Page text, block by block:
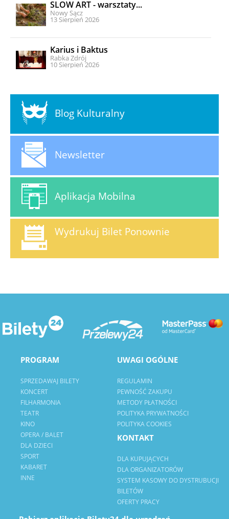
SLOW ART - warsztaty...
Nowy Sącz
13 Sierpień 2026
Karius i Baktus
Rabka Zdrój
10 Sierpień 2026
Blog Kulturalny
Newsletter
Aplikacja Mobilna
Wydrukuj Bilet Ponownie
PROGRAM
SPRZEDAWAJ BILETY
KONCERT
FILHARMONIA
TEATR
KINO
OPERA / BALET
DLA DZIECI
SPORT
KABARET
INNE
UWAGI OGÓLNE
REGULAMIN
PEWNOŚĆ ZAKUPU
METODY PŁATNOŚCI
POLITYKA PRYWATNOŚCI
POLITYKA COOKIES
KONTAKT
DLA KUPUJĄCYCH
DLA ORGANIZATORÓW
SYSTEM KASOWY DO DYSTRUBUCJI
BILETÓW
OFERTY PRACY